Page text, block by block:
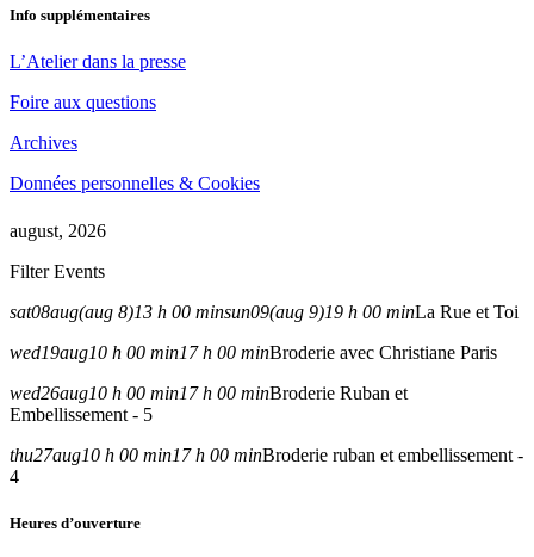
Info supplémentaires
L’Atelier dans la presse
Foire aux questions
Archives
Données personnelles & Cookies
august, 2026
Filter Events
sat08aug(aug 8)13 h 00 minsun09(aug 9)19 h 00 minLa Rue et Toi
wed19aug10 h 00 min17 h 00 minBroderie avec Christiane Paris
wed26aug10 h 00 min17 h 00 minBroderie Ruban et
Embellissement - 5
thu27aug10 h 00 min17 h 00 minBroderie ruban et embellissement -
4
Heures d’ouverture